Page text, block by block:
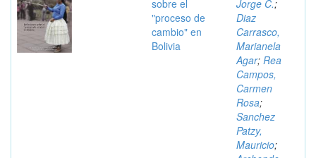
sobre el
"proceso de
cambio" en
Bolivia
Jorge C.;
Diaz
Carrasco,
Marianela
Agar; Rea
Campos,
Carmen
Rosa;
Sanchez
Patzy,
Mauricio;